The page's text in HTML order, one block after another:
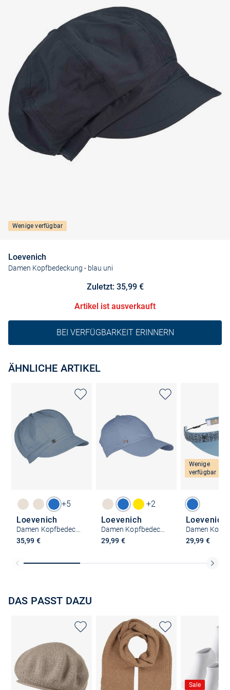
Wenige verfügbar
Loevenich
Damen Kopfbedeckung - blau uni
Zuletzt: 35,99 €
Artikel ist ausverkauft
BEI VERFÜGBARKEIT ERINNERN
ÄHNLICHE ARTIKEL
+5
Loevenich
Damen Kopfbedeckung
35,99 €
+2
Loevenich
Damen Kopfbedeckung
29,99 €
Wenige
verfügbar
Loevenich
29,99 €
DAS PASST DAZU
Sale